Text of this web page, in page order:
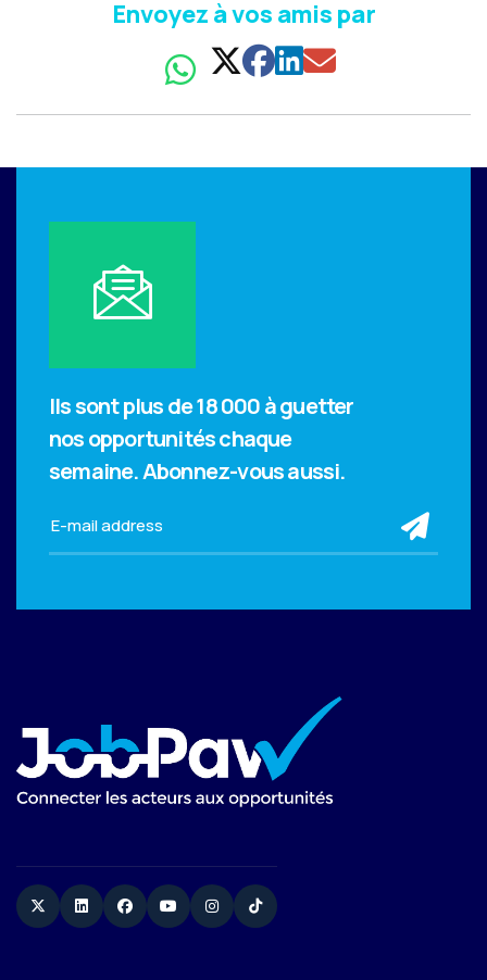
Envoyez à vos amis par
Ils sont plus de 18 000 à guetter
nos opportunités chaque
semaine.Abonnez-vous aussi.
TwitterLinkedinFacebookYouTubeInstagram
TikTok